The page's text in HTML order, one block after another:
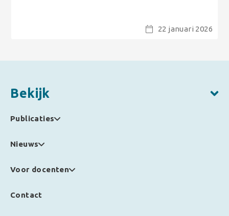
22 januari 2026
Bekijk
Publicaties
Nieuws
Voor docenten
Contact